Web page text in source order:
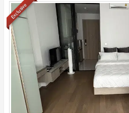
Exclusive